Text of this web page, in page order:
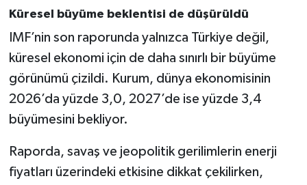
Küresel büyüme beklentisi de düşürüldü
IMF’nin son raporunda yalnızca Türkiye değil,
küresel ekonomi için de daha sınırlı bir büyüme
görünümü çizildi. Kurum, dünya ekonomisinin
2026’da yüzde 3,0, 2027’de ise yüzde 3,4
büyümesini bekliyor.
Raporda, savaş ve jeopolitik gerilimlerin enerji
fiyatları üzerindeki etkisine dikkat çekilirken,